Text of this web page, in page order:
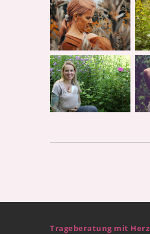
Trageberatung mit Herz